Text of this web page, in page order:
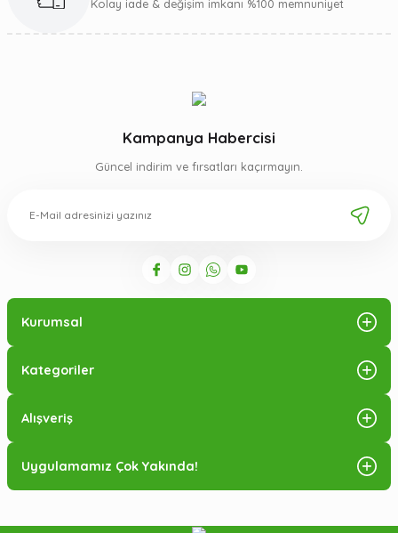
Kolay iade & değişim imkanı %100 memnuniyet
Kampanya Habercisi
Güncel indirim ve fırsatları kaçırmayın.
Kurumsal
Kategoriler
Alışveriş
Uygulamamız Çok Yakında!